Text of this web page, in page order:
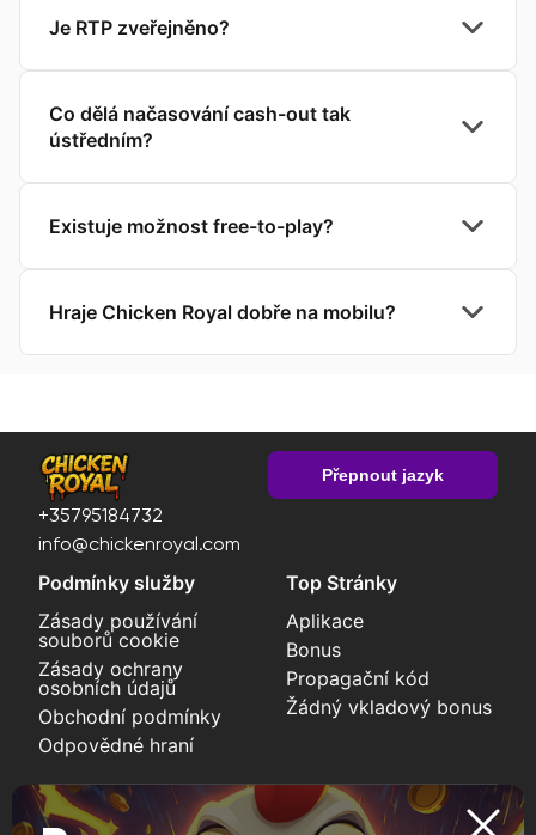
Je RTP zveřejněno?
Co dělá načasování cash-out tak
ústředním?
Existuje možnost free-to-play?
Hraje Chicken Royal dobře na mobilu?
Přepnout jazyk
+35795184732
info@chickenroyal.com
Podmínky služby
Zásady používání
souborů cookie
Zásady ochrany
osobních údajů
Obchodní podmínky
Odpovědné hraní
Top Stránky
Aplikace
Bonus
Propagační kód
Žádný vkladový bonus
Zahrajte si na jistotu